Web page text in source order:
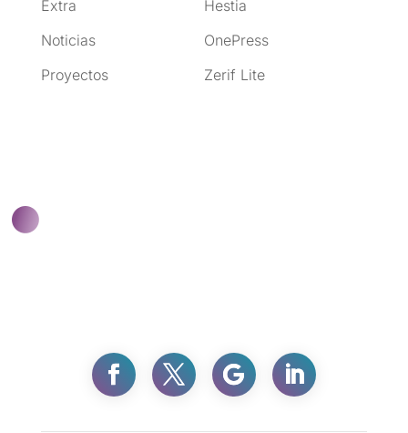
Extra
Hestia
Noticias
OnePress
Proyectos
Zerif Lite